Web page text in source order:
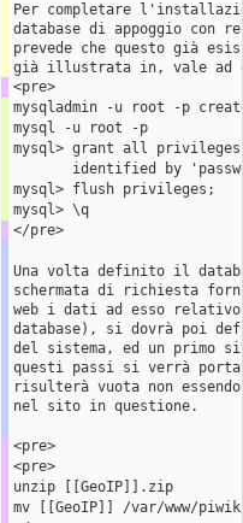
Per completare
database di appoggio
prevede che questo già
già illustrata in, vale ad
<pre>
mysqladmin -u root -p
mysql -u root -p
mysql> grant all
identified by
mysql> flush privileges;
mysql> \q
</pre>
Una volta definito il
schermata di richiesta
web i dati ad esso relativo
database), si dovrà poi
del sistema, ed un primo
questi passi si verrà
risulterà vuota non
nel sito in questione.
<pre>
<pre>
unzip [[GeoIP]].zip
mv [[GeoIP]] /var/www/